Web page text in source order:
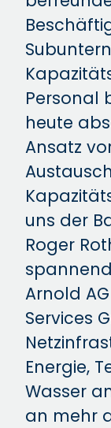
Personal
heute
Ansatz
uns der
Roger
Arnold
Services
Energie,
Wasser
an mehr